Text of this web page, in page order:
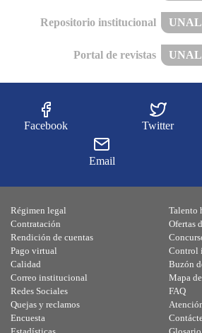
Repositorio institucional UNAL
Portal de revistas UNAL
Facebook Twitter
Email
Régimen legal
Contratación
Rendición de cuentas
Pago virtual
Calidad
Talento
Ofertas
Control
Buzón
Correo institucional
Redes Sociales
Quejas y reclamos
Encuesta
Mapa
FAQ